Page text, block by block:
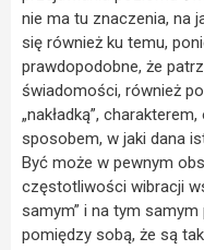
nie ma tu znaczenia, na
się również ku temu,
prawdopodobne, że
świadomości, również
„nakładką”,
sposobem, w jaki dana
Być może w pewnym
częstotliwości wibracji
samym” i na tym
pomiędzy sobą, że są